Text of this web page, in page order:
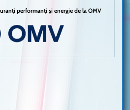
performanți și energie de la OMV